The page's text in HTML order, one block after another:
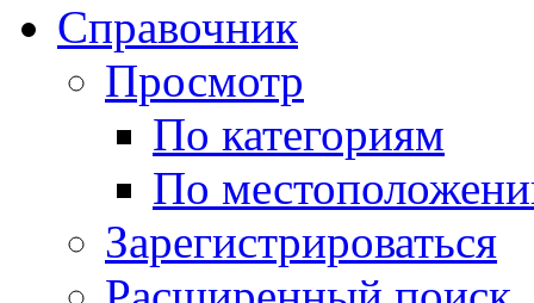
Справочник
Просмотр
По категориям
По
Зарегистрироваться